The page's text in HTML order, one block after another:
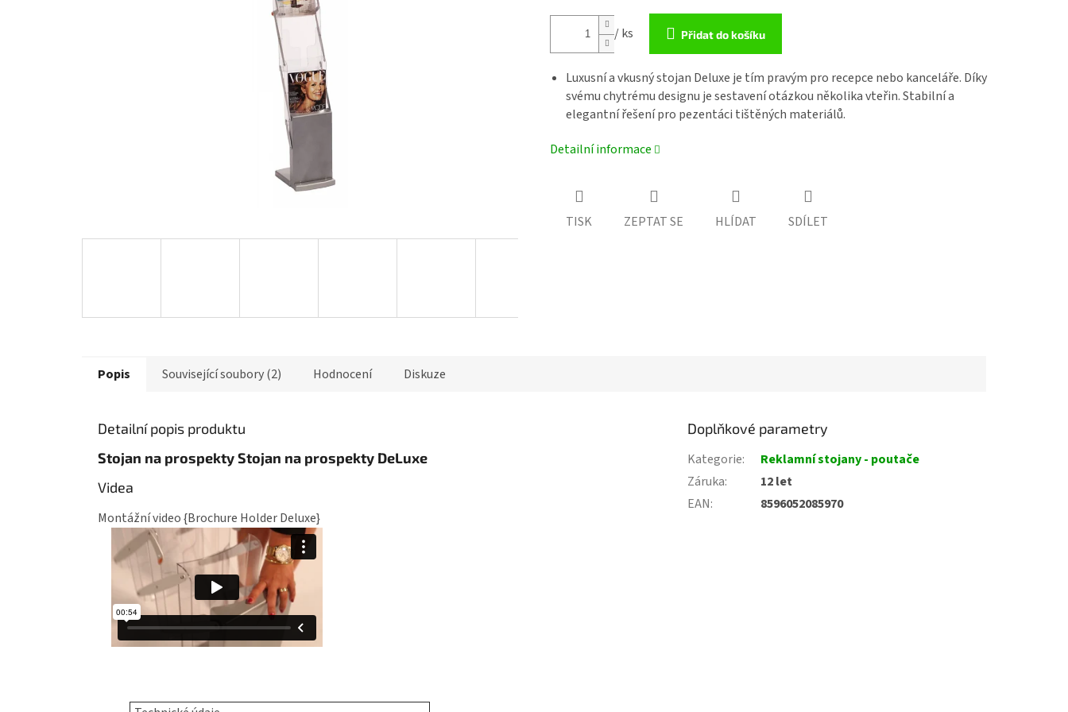
/ ks Přidat do košíku
Luxusní a vkusný stojan Deluxe je tím pravým pro recepce nebo kanceláře. Díky
svému chytrému designu je sestavení otázkou několika vteřin. Stabilní a
elegantní řešení pro pezentáci tištěných materiálů.
Detailní informace
TISK ZEPTAT SE HLÍDAT SDÍLET
Popis Související soubory (2) Hodnocení Diskuze
Detailní popis produktu
Stojan na prospekty Stojan na prospekty DeLuxe
Videa
Montážní video {Brochure Holder Deluxe}
Doplňkové parametry
Kategorie:
Reklamní stojany - poutače
Záruka:
12 let
EAN: 8596052085970